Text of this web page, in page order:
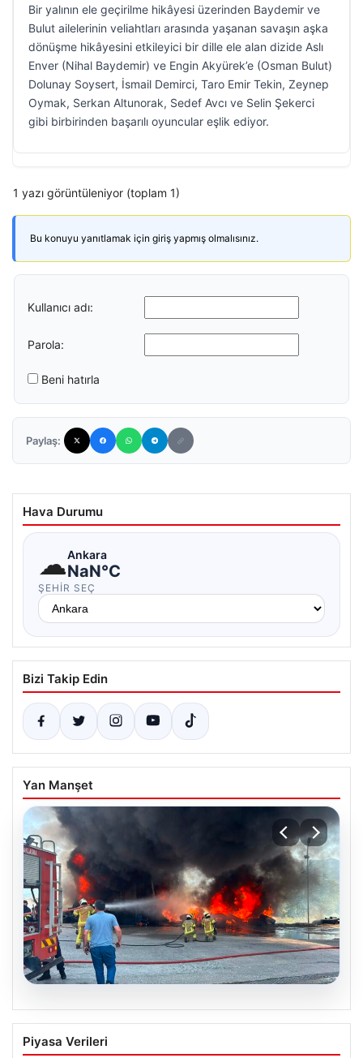
Bir yalının ele geçirilme hikâyesi üzerinden Baydemir ve
Bulut ailelerinin veliahtları arasında yaşanan savaşın aşka
dönüşme hikâyesini etkileyici bir dille ele alan dizide Aslı
Enver (Nihal Baydemir) ve Engin Akyürek’e (Osman Bulut)
Dolunay Soysert, İsmail Demirci, Taro Emir Tekin, Zeynep
Oymak, Serkan Altunorak, Sedef Avcı ve Selin Şekerci
gibi birbirinden başarılı oyuncular eşlik ediyor.
1 yazı görüntüleniyor (toplam 1)
Bu konuyu yanıtlamak için giriş yapmış olmalısınız.
Kullanıcı adı:
Parola:
Beni hatırla
Paylaş:
Hava Durumu
☁Ankara
NaN°C
ŞEHIR SEÇ
Bizi Takip Edin
Yan Manşet
06.08.2026
Dumanlar ilçeyi kapladı: Bursa’da
tamirhanede yangın
Piyasa Verileri